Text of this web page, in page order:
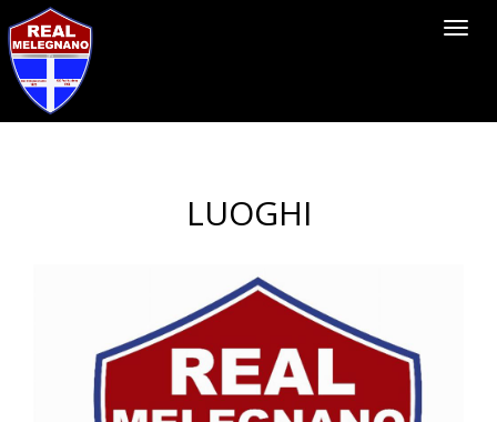
LUOGHI